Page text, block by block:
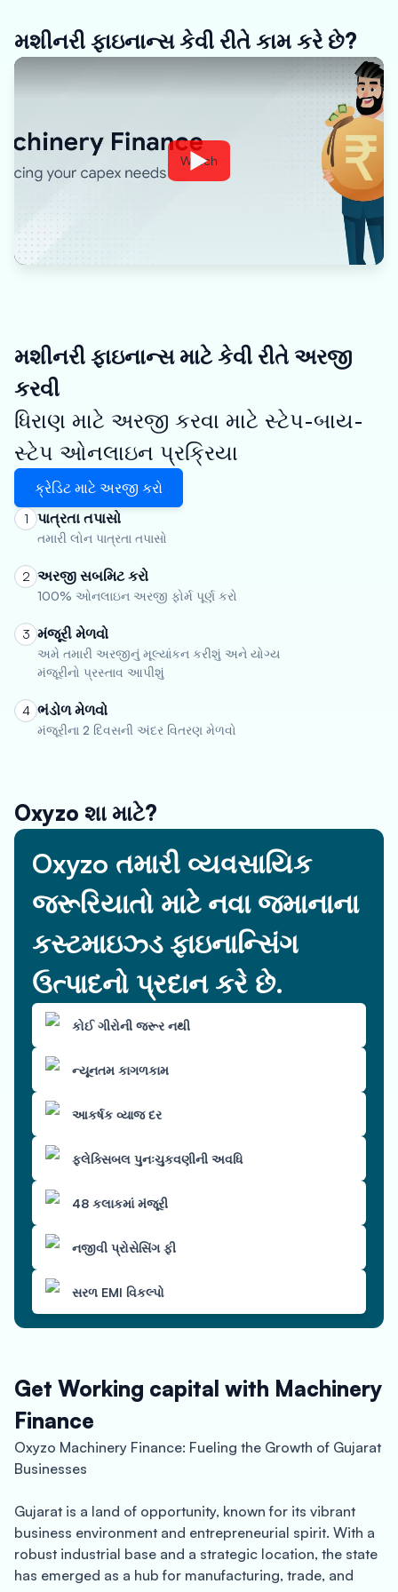
મશીનરી ફાઇનાન્સ કેવી રીતે કામ કરે છે?
Watch
મશીનરી ફાઇનાન્સ માટે કેવી રીતે અરજી
કરવી
ધિરાણ માટે અરજી કરવા માટે સ્ટેપ-બાય-
સ્ટેપ ઓનલાઇન પ્રક્રિયા
ક્રેડિટ માટે અરજી કરો
1 પાત્રતા તપાસો
તમારી લોન પાત્રતા તપાસો
2 અરજી સબમિટ કરો
100% ઓનલાઇન અરજી ફોર્મ પૂર્ણ કરો
3 મંજૂરી મેળવો
અમે તમારી અરજીનું મૂલ્યાંકન કરીશું અને યોગ્ય
મંજૂરીનો પ્રસ્તાવ આપીશું
4 ભંડોળ મેળવો
મંજૂરીના 2 દિવસની અંદર વિતરણ મેળવો
Oxyzo શા માટે?
Oxyzo તમારી વ્યવસાયિક
જરૂરિયાતો માટે નવા જમાનાના
કસ્ટમાઇઝ્ડ ફાઇનાન્સિંગ
ઉત્પાદનો પ્રદાન કરે છે.
કોઈ ગીરોની જરૂર નથી
ન્યૂનતમ કાગળકામ
આકર્ષક વ્યાજ દર
ફ્લેક્સિબલ પુનઃચુકવણીની અવધિ
48 કલાકમાં મંજૂરી
નજીવી પ્રોસેસિંગ ફી
સરળ EMI વિકલ્પો
Get Working capital with Machinery
Finance
Oxyzo Machinery Finance: Fueling the Growth of Gujarat
Businesses
Gujarat is a land of opportunity, known for its vibrant
business environment and entrepreneurial spirit. With a
robust industrial base and a strategic location, the state
has emerged as a hub for manufacturing, trade, and